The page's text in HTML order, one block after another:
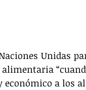
Unidas
a los